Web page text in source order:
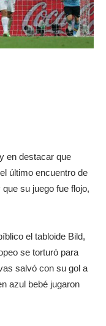
en destacar que
último encuentro de
su juego fue flojo,
el tabloide Bild,
se torturó para
salvó con su gol a
azul bebé jugaron